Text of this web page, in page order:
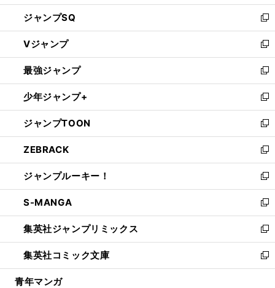
し
い
ウ
ィ
ン
ド
ウ
で
開
く
ジャンプSQ
新
し
い
ウ
ィ
ン
ド
ウ
で
開
く
Vジャンプ
新
し
い
ウ
ィ
ン
ド
ウ
で
開
く
最強ジャンプ
新
し
い
ウ
ィ
ン
ド
ウ
で
開
く
少年ジャンプ+
新
し
い
ウ
ィ
ン
ド
ウ
で
開
く
ジャンプTOON
新
し
い
ウ
ィ
ン
ド
ウ
で
開
く
ZEBRACK
新
し
い
ウ
ィ
ン
ド
ウ
で
開
ジャンプルーキー！
新
し
い
ウ
ィ
ン
ド
ウ
S-MANGA
新
し
い
ウ
ィ
ン
集英社ジャンプリミックス
新
し
い
ウ
集英社コミック文庫
新
し
青年マンガ